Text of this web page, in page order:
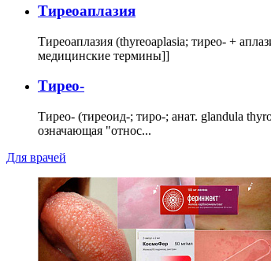
Тиреоаплазия
Тиреоаплазия (thyreoaplasia; тирео- +
медицинские термины]]
Тирео-
Тирео- (тиреоид-; тиро-; анат. glandula
означающая "относ...
Для врачей